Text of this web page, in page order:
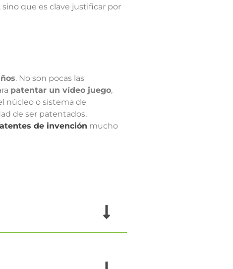
, sino que es clave justificar por
. No son pocas las
patentar un vídeo juego,
núcleo o sistema de
de ser patentados,
de invención mucho